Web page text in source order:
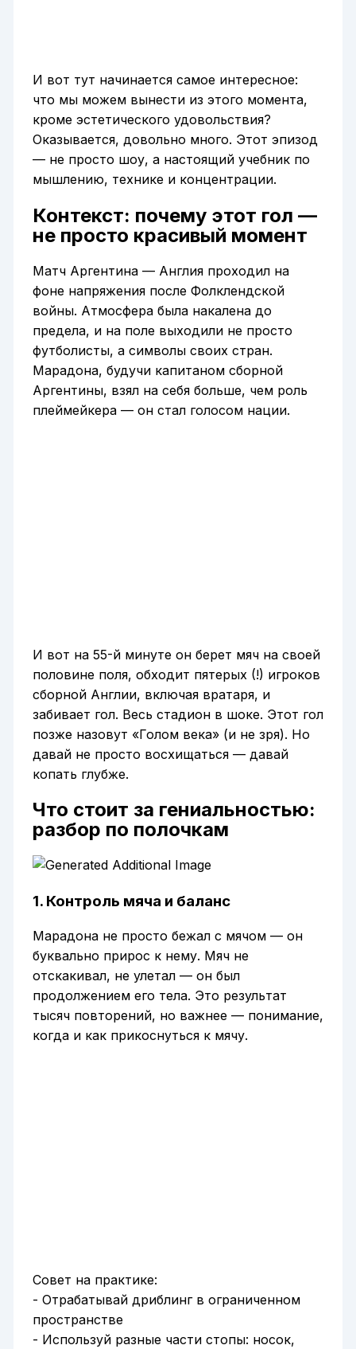
И вот тут начинается самое интересное:
что мы можем вынести из этого момента,
кроме эстетического удовольствия?
Оказывается, довольно много. Этот эпизод
— не просто шоу, а настоящий учебник по
мышлению, технике и концентрации.
Контекст: почему этот гол —
не просто красивый момент
Матч Аргентина — Англия проходил на
фоне напряжения после Фолклендской
войны. Атмосфера была накалена до
предела, и на поле выходили не просто
футболисты, а символы своих стран.
Марадона, будучи капитаном сборной
Аргентины, взял на себя больше, чем роль
плеймейкера — он стал голосом нации.
И вот на 55-й минуте он берет мяч на своей
половине поля, обходит пятерых (!) игроков
сборной Англии, включая вратаря, и
забивает гол. Весь стадион в шоке. Этот гол
позже назовут «Голом века» (и не зря). Но
давай не просто восхищаться — давай
копать глубже.
Что стоит за гениальностью:
разбор по полочкам
1. Контроль мяча и баланс
Марадона не просто бежал с мячом — он
буквально прирос к нему. Мяч не
отскакивал, не улетал — он был
продолжением его тела. Это результат
тысяч повторений, но важнее — понимание,
когда и как прикоснуться к мячу.
Совет на практике:
- Отрабатывай дриблинг в ограниченном
пространстве
- Используй разные части стопы: носок,